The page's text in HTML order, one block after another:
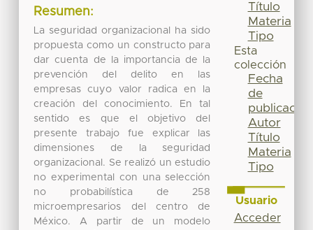
Resumen:
La seguridad organizacional ha sido
propuesta como un constructo para
dar cuenta de la importancia de la
prevención del delito en las
empresas cuyo valor radica en la
creación del conocimiento. En tal
sentido es que el objetivo del
presente trabajo fue explicar las
dimensiones de la seguridad
organizacional. Se realizó un estudio
no experimental con una selección
no probabilística de 258
microempresarios del centro de
México. A partir de un modelo
Título
Materia
Tipo
Esta
colección
Fecha
de
publicación
Autor
Título
Materia
Tipo
Usuario
Acceder